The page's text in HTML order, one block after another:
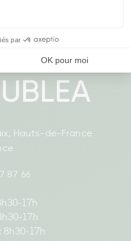
Hauts-de-France
87 66
17h
17h
8h30-17h